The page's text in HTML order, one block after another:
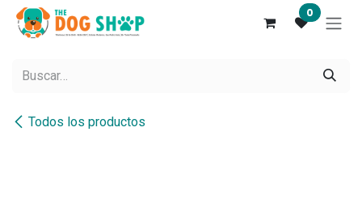
Ir al contenido 0
Todos los productos